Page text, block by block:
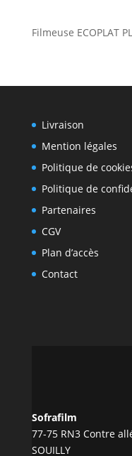
Filmeuse ECOPLAT
Livraison
Mention légales
Politique de
Politique de
Partenaires
CGV
Plan d’accès
Contact
Sofrafilm
77-75 RN3 Contre
SOUILLY